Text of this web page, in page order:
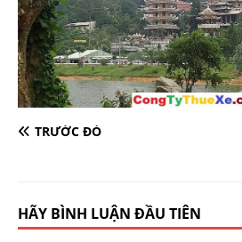
TRƯỚC ĐÓ
HÃY BÌNH LUẬN ĐẦU TIÊN